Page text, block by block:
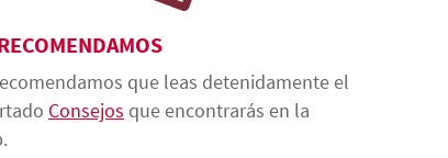
que leas detenidamente el
Consejos que encontrarás en la